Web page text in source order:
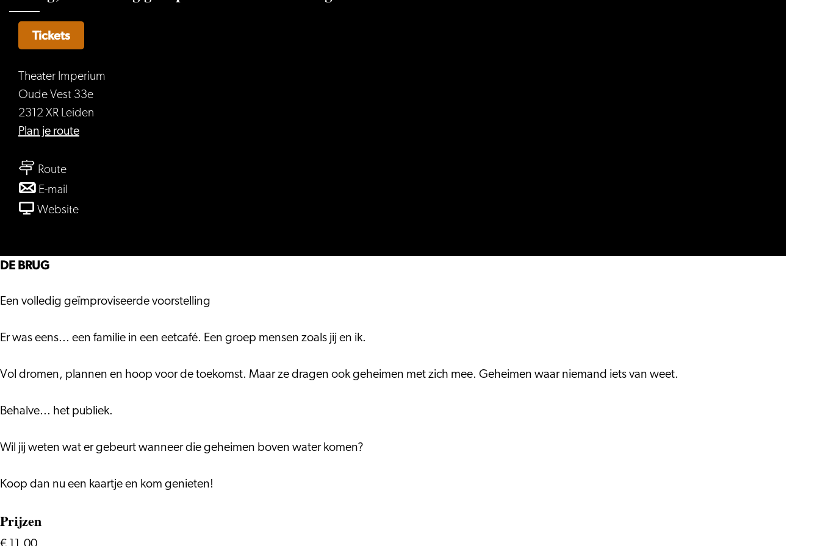
Theater Imperium
Oude Vest 33e
2312 XR Leiden
Plan je routenaar
Routenaar
De
Brug;
geïmproviseerde
E-mail
De
voorstelling
Websitevan
geïmproviseerde
Tickets
DE BRUG
Een volledig geïmproviseerde voorstelling
Er was eens... een familie in een eetcafé. Een groep mensen zoals jij en ik.
Vol dromen, plannen en hoop voor de toekomst. Maar ze dragen ook geheimen met zich mee. Geheimen waar niemand iets van weet.
Behalve... het publiek.
Wil jij weten wat er gebeurt wanneer die geheimen boven water komen?
Koop dan nu een kaartje en kom genieten!
Prijzen